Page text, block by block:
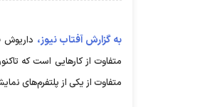
به گزارش آفتاب نیوز، داریوش
متفاوت از کار‌هایی است که
متفاوت از یکی از پلتفرم‌های